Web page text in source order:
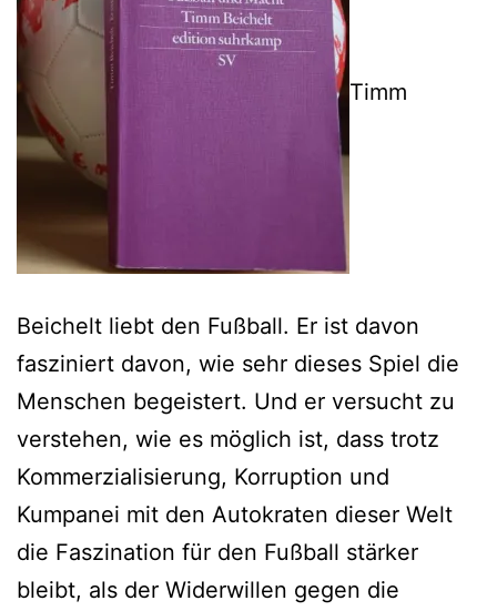
Timm
Beichelt liebt den Fußball. Er ist davon
fasziniert davon, wie sehr dieses Spiel die
Menschen begeistert. Und er versucht zu
verstehen, wie es möglich ist, dass trotz
Kommerzialisierung, Korruption und
Kumpanei mit den Autokraten dieser Welt
die Faszination für den Fußball stärker
bleibt, als der Widerwillen gegen die